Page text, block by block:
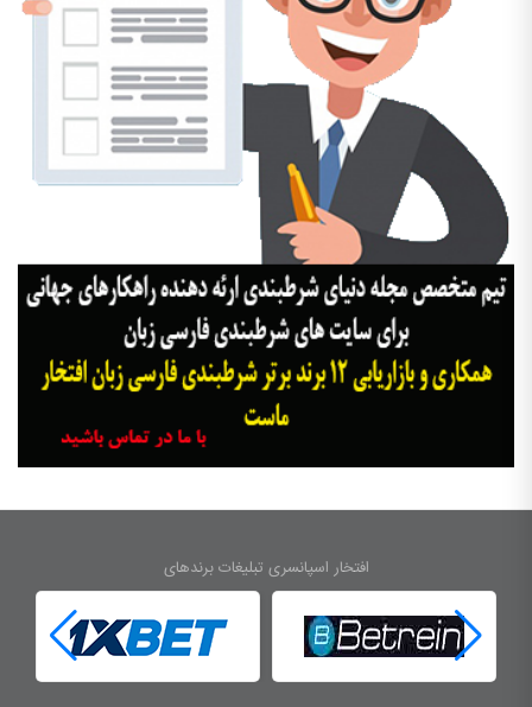
افتخار اسپانسری تبلیغات برندهای